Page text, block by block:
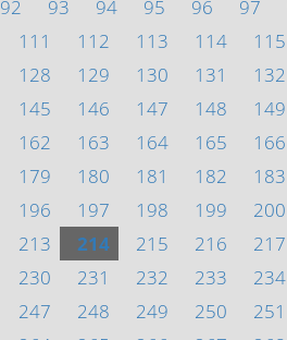
92 93 94 95 96 97
111 112 113 114 115
128 129 130 131 132
145 146 147 148 149
162 163 164 165 166
179 180 181 182 183
196 197 198 199 200
213 214 215 216 217
230 231 232 233 234
247 248 249 250 251